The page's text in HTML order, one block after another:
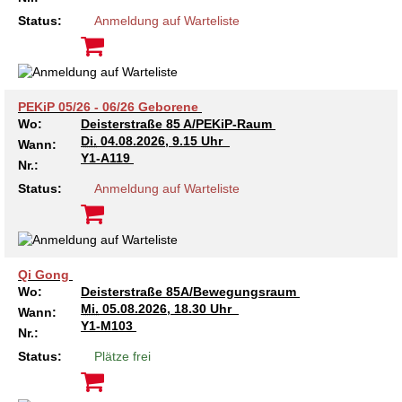
Kindertagesstätte Klaus-Müller-Kilian-Weg /
“Mäuseburg” / Familienzentrum
Kindertagesstätte Langes Feld “Deisterspatzen”
Familienzentrum
Kindertagesstätte Petermannstraße /
Familienzentrum
Kindertagesstätte Rosenbergstraße
Kindertagesstätte Hiltrud-Grote-Weg
Kindertagesstätte Johannes-Lau-Hof
Familienzentrum
Kindertagesstätte Klaus-Müller-Kilian-Weg /
“Mäuseburg” / Familienzentrum
Kindertagesstätte Langes Feld “Deisterspatzen”
Status: Anmeldung auf Warteliste
PEKiP 05/26 - 06/26 Geborene
Wo:
Deisterstraße 85 A/PEKiP-Raum
Wann:
Di. 04.08.2026, 9.15 Uhr
Nr.:
Y1-A119
Status: Anmeldung auf Warteliste
Qi Gong
Wo:
Deisterstraße 85A/Bewegungsraum
Wann:
Mi. 05.08.2026, 18.30 Uhr
Nr.:
Y1-M103
Status: Plätze frei